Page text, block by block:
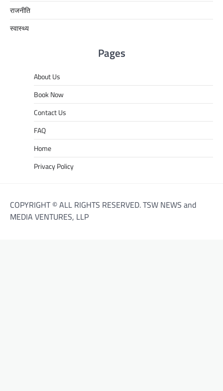
राजनीति
स्वास्थ्य
Pages
About Us
Book Now
Contact Us
FAQ
Home
Privacy Policy
COPYRIGHT © ALL RIGHTS RESERVED. TSW NEWS and
MEDIA VENTURES, LLP